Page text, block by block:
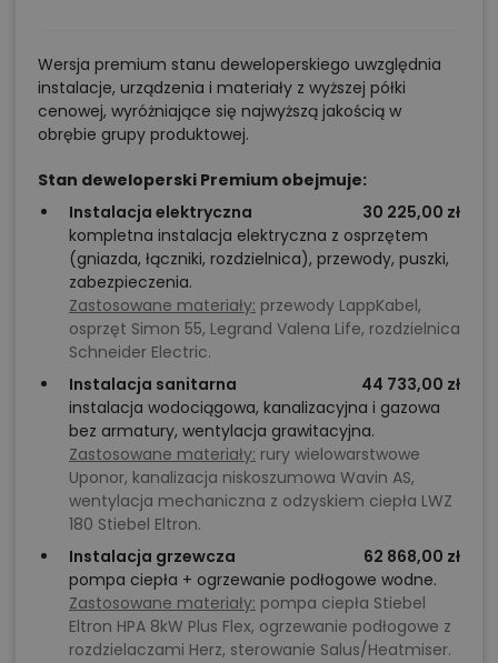
Wersja premium stanu deweloperskiego uwzględnia
instalacje, urządzenia i materiały z wyższej półki
cenowej, wyróżniające się najwyższą jakością w
obrębie grupy produktowej.
Stan deweloperski Premium obejmuje:
Instalacja elektryczna
30 225,00 zł
kompletna instalacja elektryczna z osprzętem
(gniazda, łączniki, rozdzielnica), przewody, puszki,
zabezpieczenia.
Zastosowane materiały: przewody LappKabel,
osprzęt Simon 55, Legrand Valena Life, rozdzielnica
Schneider Electric.
Instalacja sanitarna
44 733,00 zł
instalacja wodociągowa, kanalizacyjna i gazowa
bez armatury, wentylacja grawitacyjna.
Zastosowane materiały: rury wielowarstwowe
Uponor, kanalizacja niskoszumowa Wavin AS,
wentylacja mechaniczna z odzyskiem ciepła LWZ
180 Stiebel Eltron.
Instalacja grzewcza
62 868,00 zł
pompa ciepła + ogrzewanie podłogowe wodne.
Zastosowane materiały: pompa ciepła Stiebel
Eltron HPA 8kW Plus Flex, ogrzewanie podłogowe z
rozdzielaczami Herz, sterowanie Salus/Heatmiser.